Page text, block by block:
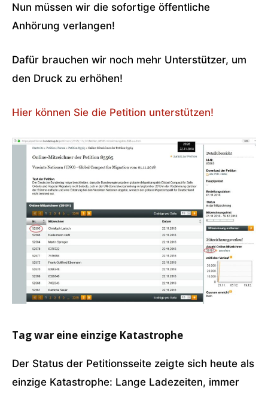
Nun müssen wir die sofortige öffentliche
Anhörung verlangen!
Dafür brauchen wir noch mehr Unterstützer, um
den Druck zu erhöhen!
Hier können Sie die Petition unterstützen!
Tag war eine einzige Katastrophe
Der Status der Petitionsseite zeigte sich heute als
einzige Katastrophe: Lange Ladezeiten, immer